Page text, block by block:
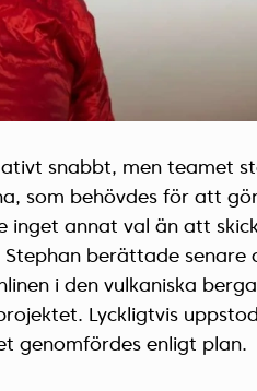
snabbt, men teamet
som behövdes för att
inget annat val än att
berättade senare
i den vulkaniska
Lyckligtvis
genomfördes enligt plan.